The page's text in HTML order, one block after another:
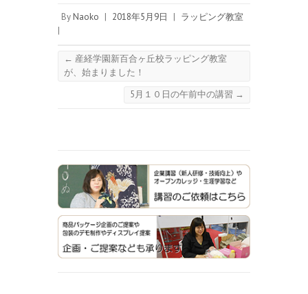
By Naoko | 2018年5月9日 | ラッピング教室
|
← 産経学園新百合ヶ丘校ラッピング教室
が、始まりました！
5月１０日の午前中の講習 →